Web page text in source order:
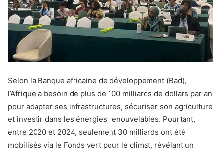
Selon la Banque africaine de développement (Bad),
l’Afrique a besoin de plus de 100 milliards de dollars par an
pour adapter ses infrastructures, sécuriser son agriculture
et investir dans les énergies renouvelables. Pourtant,
entre 2020 et 2024, seulement 30 milliards ont été
mobilisés via le Fonds vert pour le climat, révélant un